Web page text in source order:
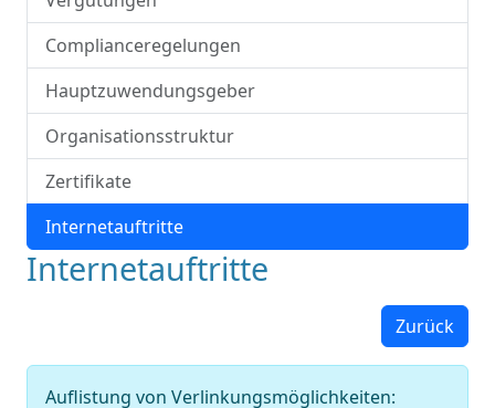
Complianceregelungen
Hauptzuwendungsgeber
Organisationsstruktur
Zertifikate
Internetauftritte
Internetauftritte
Zurück
Auflistung von Verlinkungsmöglichkeiten: